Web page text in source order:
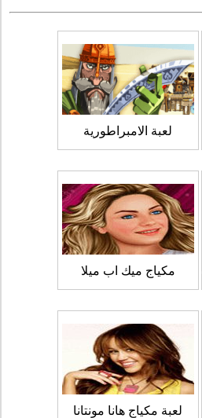
لعبة الامبراطورية
مكياج ميك اب ميلا
لعبة مكياج هانا مونتانا